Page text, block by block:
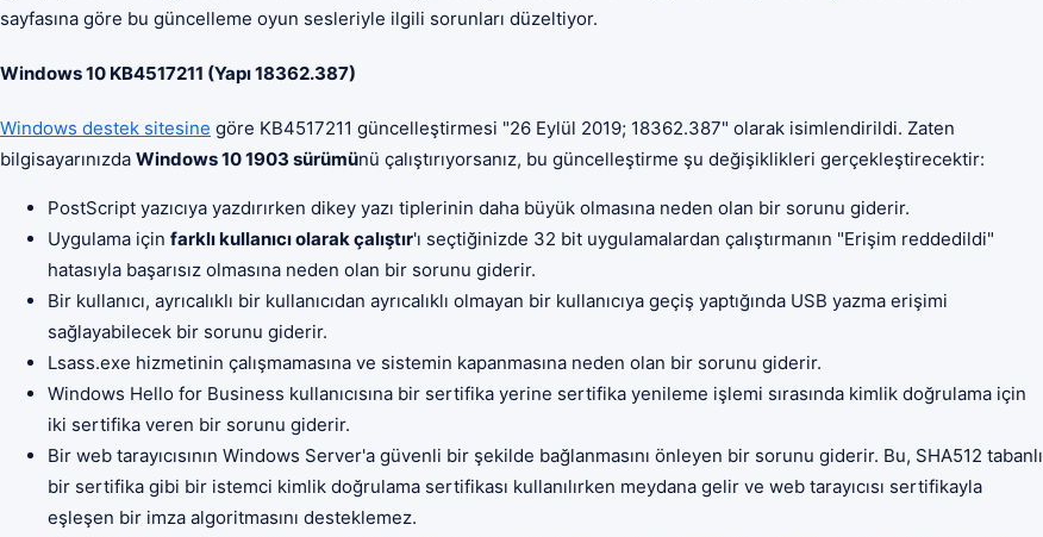
sayfasına göre bu güncelleme oyun sesleriyle ilgili sorunları düzeltiyor.
Windows 10 KB4517211 (Yapı 18362.387)
Windows destek sitesine göre KB4517211 güncelleştirmesi "26 Eylül 2019; 18362.387" olarak isimlendirildi. Zaten
bilgisayarınızda Windows 10 1903 sürümünü çalıştırıyorsanız, bu güncelleştirme şu değişiklikleri gerçekleştirecektir:
PostScript yazıcıya yazdırırken dikey yazı tiplerinin daha büyük olmasına neden olan bir sorunu giderir.
Uygulama için farklı kullanıcı olarak çalıştır'ı seçtiğinizde 32 bit uygulamalardan çalıştırmanın "Erişim reddedildi"
hatasıyla başarısız olmasına neden olan bir sorunu giderir.
Bir kullanıcı, ayrıcalıklı bir kullanıcıdan ayrıcalıklı olmayan bir kullanıcıya geçiş yaptığında USB yazma erişimi
sağlayabilecek bir sorunu giderir.
Lsass.exe hizmetinin çalışmamasına ve sistemin kapanmasına neden olan bir sorunu giderir.
Windows Hello for Business kullanıcısına bir sertifika yerine sertifika yenileme işlemi sırasında kimlik doğrulama için
iki sertifika veren bir sorunu giderir.
Bir web tarayıcısının Windows Server'a güvenli bir şekilde bağlanmasını önleyen bir sorunu giderir. Bu, SHA512 tabanlı
bir sertifika gibi bir istemci kimlik doğrulama sertifikası kullanılırken meydana gelir ve web tarayıcısı sertifikayla
eşleşen bir imza algoritmasını desteklemez.